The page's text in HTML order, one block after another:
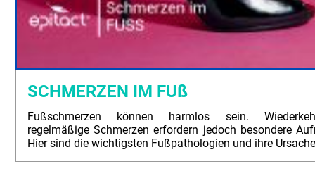
SCHMERZEN IM FUß
Fußschmerzen können harmlos sein.
regelmäßige Schmerzen erfordern jedoch besondere
Hier sind die wichtigsten Fußpathologien und ihre